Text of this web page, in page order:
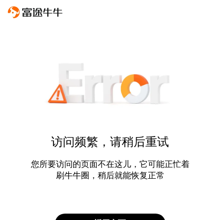
访问频繁，请稍后重试
您所要访问的页面不在这儿，它可能正忙着
刷牛牛圈，稍后就能恢复正常